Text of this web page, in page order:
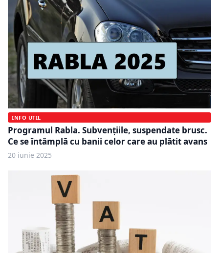
INFO UTIL
Programul Rabla. Subvențiile, suspendate brusc.
Ce se întâmplă cu banii celor care au plătit avans
20 iunie 2025